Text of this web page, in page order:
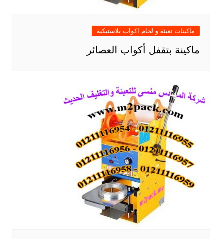
ماكينات تعبئة و لحام اكواب بلاستيكية
ماكينة بتقفل أكواب العصائر